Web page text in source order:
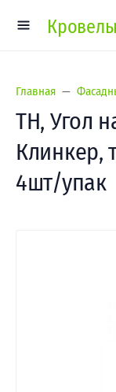
Главная
ТН, Угол
Клинкер,
4шт/упак